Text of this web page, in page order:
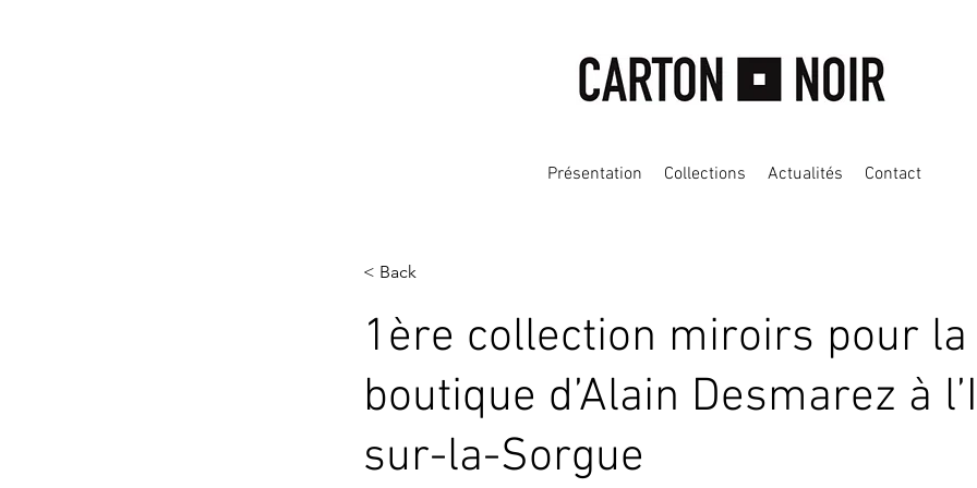
Présentation Collections Actualités Contact
< Back
1ère collection miroirs pour la
boutique d’Alain Desmarez à
sur-la-Sorgue